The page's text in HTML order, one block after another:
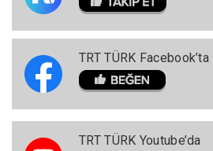
TRT TÜRK Facebook’ta
TRT TÜRK Youtube’da